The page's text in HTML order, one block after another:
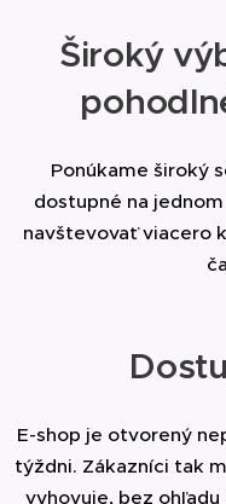
Široký
Ponúkame široký
dostupné na
navštevovať viacero
E-shop je otvorený
týždni. Zákazníci tak
vyhovuje, bez